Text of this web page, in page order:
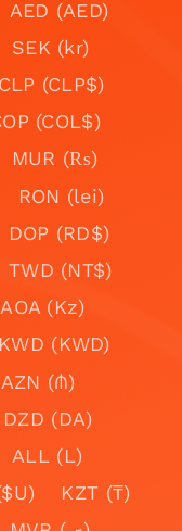
AED (AED)
SEK (kr)
CLP (CLP$)
(COL$)
MUR (₨)
RON (lei)
DOP (RD$)
TWD (NT$)
AOA (Kz)
KWD (KWD)
AZN (₼)
DZD (DA)
ALL (L)
KZT (₸)